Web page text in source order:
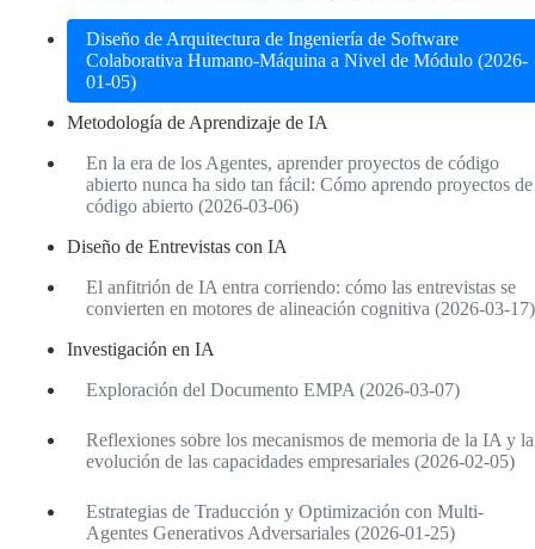
Diseño de Arquitectura de Ingeniería de Software
Colaborativa Humano-Máquina a Nivel de Módulo (2026-
01-05)
Metodología de Aprendizaje de IA
En la era de los Agentes, aprender proyectos de código
abierto nunca ha sido tan fácil: Cómo aprendo proyectos de
código abierto (2026-03-06)
Diseño de Entrevistas con IA
El anfitrión de IA entra corriendo: cómo las entrevistas se
convierten en motores de alineación cognitiva (2026-03-17)
Investigación en IA
Exploración del Documento EMPA (2026-03-07)
Reflexiones sobre los mecanismos de memoria de la IA y la
evolución de las capacidades empresariales (2026-02-05)
Estrategias de Traducción y Optimización con Multi-
Agentes Generativos Adversariales (2026-01-25)